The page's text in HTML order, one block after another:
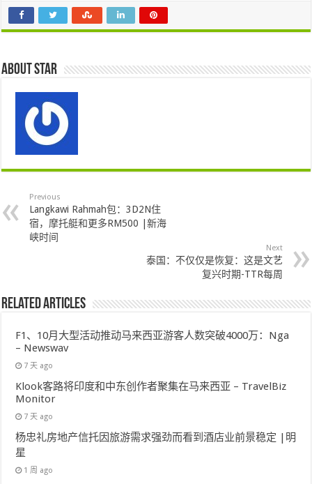
About star
Previous
Langkawi Rahmah包：3D2N住
宿，摩托艇和更多RM500 |新海
峡时间
Next
泰国：不仅仅是恢复：这是文艺
复兴时期-TTR每周
Related Articles
F1、10月大型活动推动马来西亚游客人数突破4000万：Nga
– Newswav
7 天 ago
Klook客路将印度和中东创作者聚集在马来西亚 – TravelBiz
Monitor
7 天 ago
杨忠礼房地产信托因旅游需求强劲而看到酒店业前景稳定 |明
星
1 周 ago